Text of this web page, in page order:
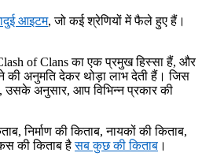
आइटम, जो कई श्रेणियों में फैले हुए हैं।
of Clans का एक प्रमुख हिस्सा हैं, और
की अनुमति देकर थोड़ा लाभ देती हैं। जिस
अनुसार, आप विभिन्न प्रकार की
निर्माण की किताब, नायकों की किताब,
की किताब हैसब कुछ की किताब ।